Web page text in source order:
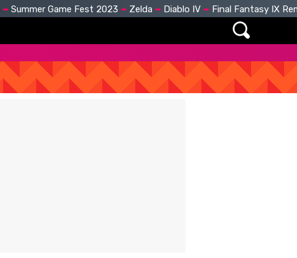
Summer Game Fest 2023 Zelda Diablo IV Final Fantasy IX